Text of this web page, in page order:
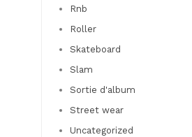
Rnb
Roller
Skateboard
Slam
Sortie d'album
Street wear
Uncategorized